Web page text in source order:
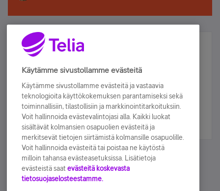
Älä jää paitsi – osallistu ja voita!
Tilaa Telian uutiskirje ja olet mukana arvonnassa.
sähköpostiisi.
Tilaa nyt
Käytämme sivustollamme evästeitä
Käytämme sivustollamme evästeitä ja vastaavia
teknologioita käyttökokemuksen parantamiseksi sekä
toiminnallisiin, tilastollisiin ja markkinointitarkoituksiin.
Voit hallinnoida evästevalintojasi alla. Kaikki luokat
sisältävät kolmansien osapuolien evästeitä ja
merkitsevät tietojen siirtämistä kolmansille osapuolille.
Voit hallinnoida evästeitä tai poistaa ne käytöstä
milloin tahansa evästeasetuksissa. Lisätietoja
evästeistä saat evästeitä koskevasta
tietosuojaselosteestamme.